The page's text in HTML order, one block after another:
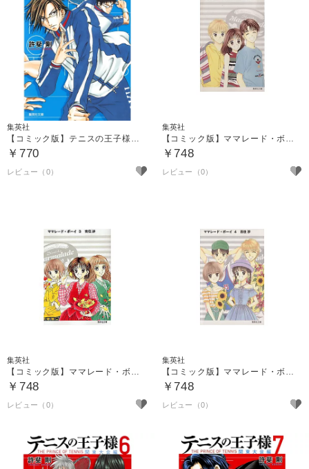
集英社
【コミック版】テニスの王子様 都大会編 ８
￥770
集英社
【コミック版】ママレード・ボーイ ２
￥748
集英社
【コミック版】ママレード・ボーイ ３
￥748
集英社
【コミック版】ママレード・ボーイ ４
￥748